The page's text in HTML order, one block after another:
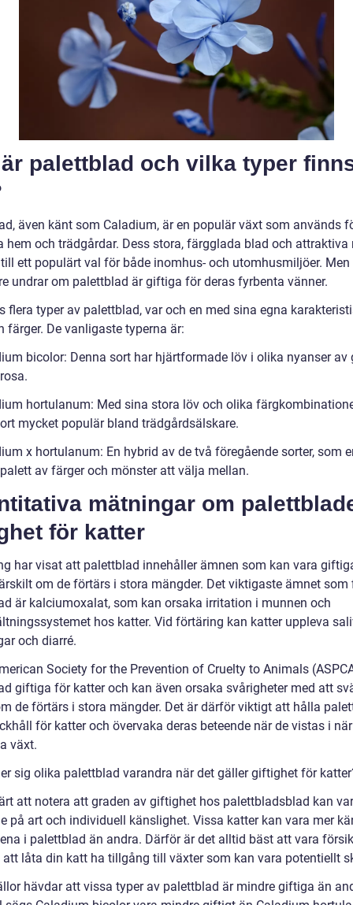
är palettblad och vilka typer
även känt som Caladium, är en populär växt som används
hem och trädgårdar. Dess stora, färgglada blad och attraktiva
ett populärt val för både inomhus- och utomhusmiljöer.
undrar om palettblad är giftiga för deras fyrbenta vänner.
flera typer av palettblad, var och en med sina egna
färger. De vanligaste typerna är:
bicolor: Denna sort har hjärtformade löv i olika nyanser av
hortulanum: Med sina stora löv och olika
mycket populär bland trädgårdsälskare.
x hortulanum: En hybrid av de två föregående sorter, som
av färger och mönster att välja mellan.
mätningar om
för katter
har visat att palettblad innehåller ämnen som kan vara
om de förtärs i stora mängder. Det viktigaste ämnet som
är kalciumoxalat, som kan orsaka irritation i munnen och
hos katter. Vid förtäring kan katter uppleva
och diarré.
Society for the Prevention of Cruelty to Animals
giftiga för katter och kan även orsaka svårigheter med att
de förtärs i stora mängder. Det är därför viktigt att hålla
för katter och övervaka deras beteende när de vistas i
växt.
sig olika palettblad varandra när det gäller giftighet för
att notera att graden av giftighet hos palettbladsblad kan
på art och individuell känslighet. Vissa katter kan vara mer
i palettblad än andra. Därför är det alltid bäst att vara
låta din katt ha tillgång till växter som kan vara potentiellt
hävdar att vissa typer av palettblad är mindre giftiga än